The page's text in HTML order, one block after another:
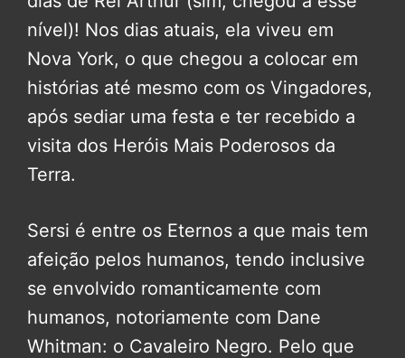
nível)! Nos dias atuais, ela viveu em
Nova York, o que chegou a colocar em
histórias até mesmo com os Vingadores,
após sediar uma festa e ter recebido a
visita dos Heróis Mais Poderosos da
Terra.
Sersi é entre os Eternos a que mais tem
afeição pelos humanos, tendo inclusive
se envolvido romanticamente com
humanos, notoriamente com Dane
Whitman: o Cavaleiro Negro. Pelo que